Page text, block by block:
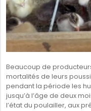
Beaucoup de
mortalités de leurs
pendant la période les
jusqu’à l’âge de deux
l’état du poulailler, aux